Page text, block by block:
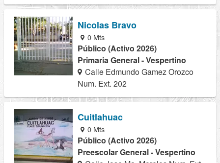
Nicolas Bravo
0 Mts
Público (Activo 2026)
Primaria General - Vespertino
Calle Edmundo Gamez Orozco
Num. Ext. 202
Cuitlahuac
0 Mts
Público (Activo 2026)
Preescolar General - Vespertino